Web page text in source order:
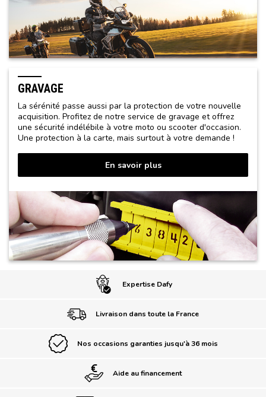
GRAVAGE
La sérénité passe aussi par la protection de votre nouvelle
acquisition. Profitez de notre service de gravage et offrez
une sécurité indélébile à votre moto ou scooter d'occasion.
Une protection à la carte, mais surtout à votre demande !
En savoir plus
Expertise Dafy
Livraison dans toute la France
Nos occasions garanties jusqu'à 36 mois
Aide au financement